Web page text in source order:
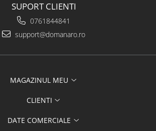
SUPORT CLIENTI
0761844841
support@domanaro.ro
MAGAZINUL MEU
CLIENTI
DATE COMERCIALE